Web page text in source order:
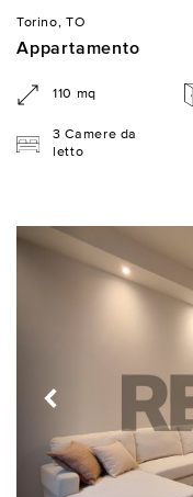
Torino, TO
Appartamento
110 mq
3 Camere da
letto